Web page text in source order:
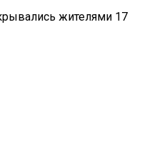
жителями 17